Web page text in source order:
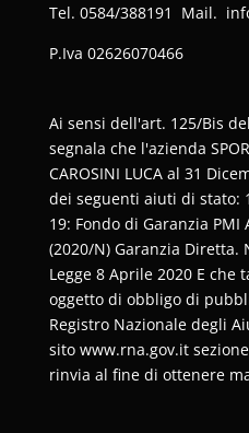
Tel. 0584/388191 Mail.
P.Iva 02626070466
Ai sensi dell'art. 125/Bis
segnala che l'azienda
CAROSINI LUCA al 31
dei seguenti aiuti di stato:
19: Fondo di Garanzia PMI
(2020/N) Garanzia Diretta.
Legge 8 Aprile 2020 E che
oggetto di obbligo di
Registro Nazionale degli
sito www.rna.gov.it
rinvia al fine di ottenere